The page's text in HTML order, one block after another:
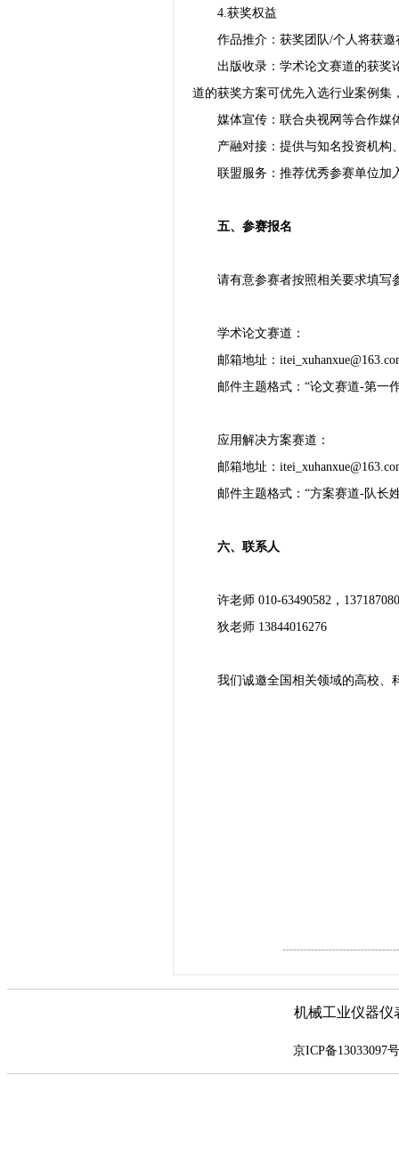
4.获奖权益
作品推介：获奖团队/个人将获
出版收录：学术论文赛道的获奖
道的获奖方案可优先入选行业案例集
媒体宣传：联合央视网等合作媒
产融对接：提供与知名投资机构
联盟服务：推荐优秀参赛单位加
五、参赛报名
请有意参赛者按照相关要求填写
学术论文赛道：
邮箱地址：
邮件主题格式：“论文赛道-第一
应用解决方案赛道：
邮箱地址：
邮件主题格式：“方案赛道-队长
六、联系人
许老师 010-63490582，
狄老师 13844016276
我们诚邀全国相关领域的高校、